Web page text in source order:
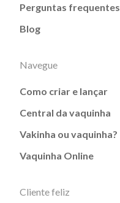
Perguntas frequentes
Blog
Navegue
Como criar e lançar
Central da vaquinha
Vakinha ou vaquinha?
Vaquinha Online
Cliente feliz